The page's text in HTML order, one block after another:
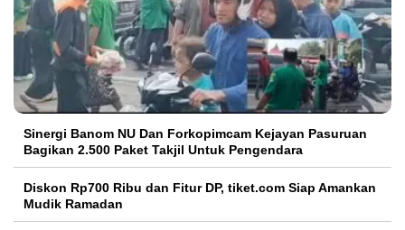
Sinergi Banom NU Dan Forkopimcam Kejayan Pasuruan
Bagikan 2.500 Paket Takjil Untuk Pengendara
Diskon Rp700 Ribu dan Fitur DP, tiket.com Siap Amankan
Mudik Ramadan